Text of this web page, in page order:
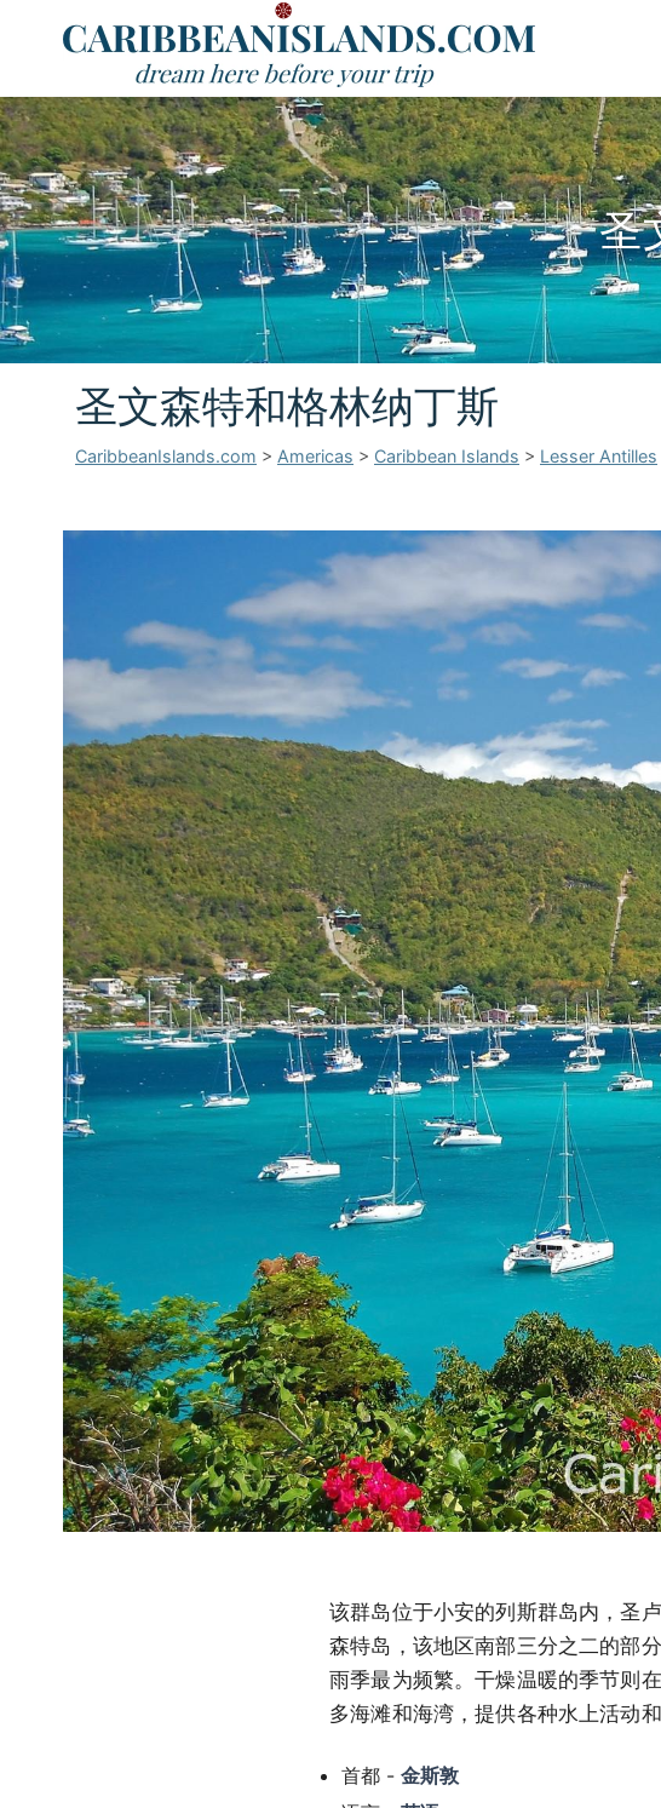
圣
圣文森特和格林纳丁斯
CaribbeanIslands.com > Americas > Caribbean Islands > Lesser Antilles
该群岛位于小安的列斯群岛内，圣
森特岛，该地区南部三分之二的部
雨季最为频繁。干燥温暖的季节则
多海滩和海湾，提供各种水上活动和
首都 - 金斯敦